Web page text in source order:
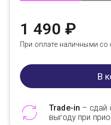
1 490 ₽
При оплате наличными со
В
Trade-in – сдай
выгоду при